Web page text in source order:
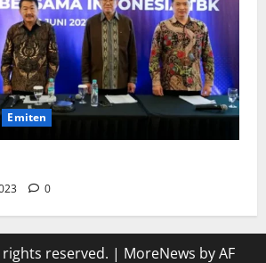
Emiten
0
reserved. | MoreNews by AF